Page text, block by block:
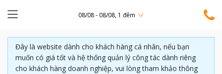
08/08 - 08/08, 1 đêm
Đây là website dành cho khách hàng cá nhân, nếu bạn
muốn có giá tốt và hệ thống quản lý công tác dành riêng
cho khách hàng doanh nghiệp, vui lòng tham khảo thông